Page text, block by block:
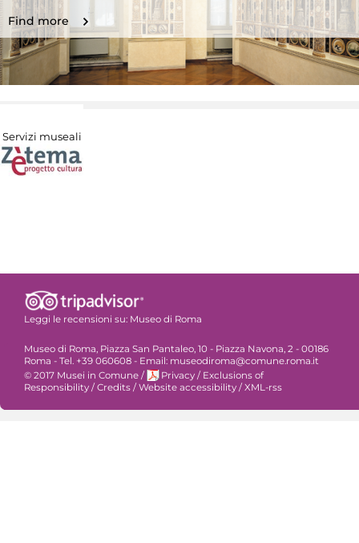
Find more
Servizi museali
Leggi le recensioni su: Museo di Roma
Museo di Roma, Piazza San Pantaleo, 10 - Piazza Navona, 2 - 00186
Roma - Tel. +39 060608 - Email: museodiroma@comune.roma.it
© 2017 Musei in Comune / Privacy / Exclusions of
Responsibility / Credits / Website accessibility / XML-rss